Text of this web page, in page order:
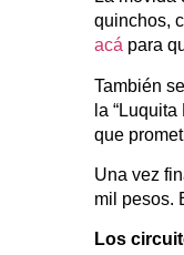
quinchos,
acá para
También
la
que
Una vez
mil pesos.
Los